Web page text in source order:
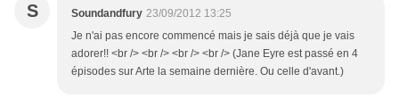
S Soundandfury 23/09/2012 13:25
Je n'ai pas encore commencé mais je sais déjà que je vais
adorer!! <br /> <br /> <br /> <br /> (Jane Eyre est passé en 4
épisodes sur Arte la semaine dernière. Ou celle d'avant.)